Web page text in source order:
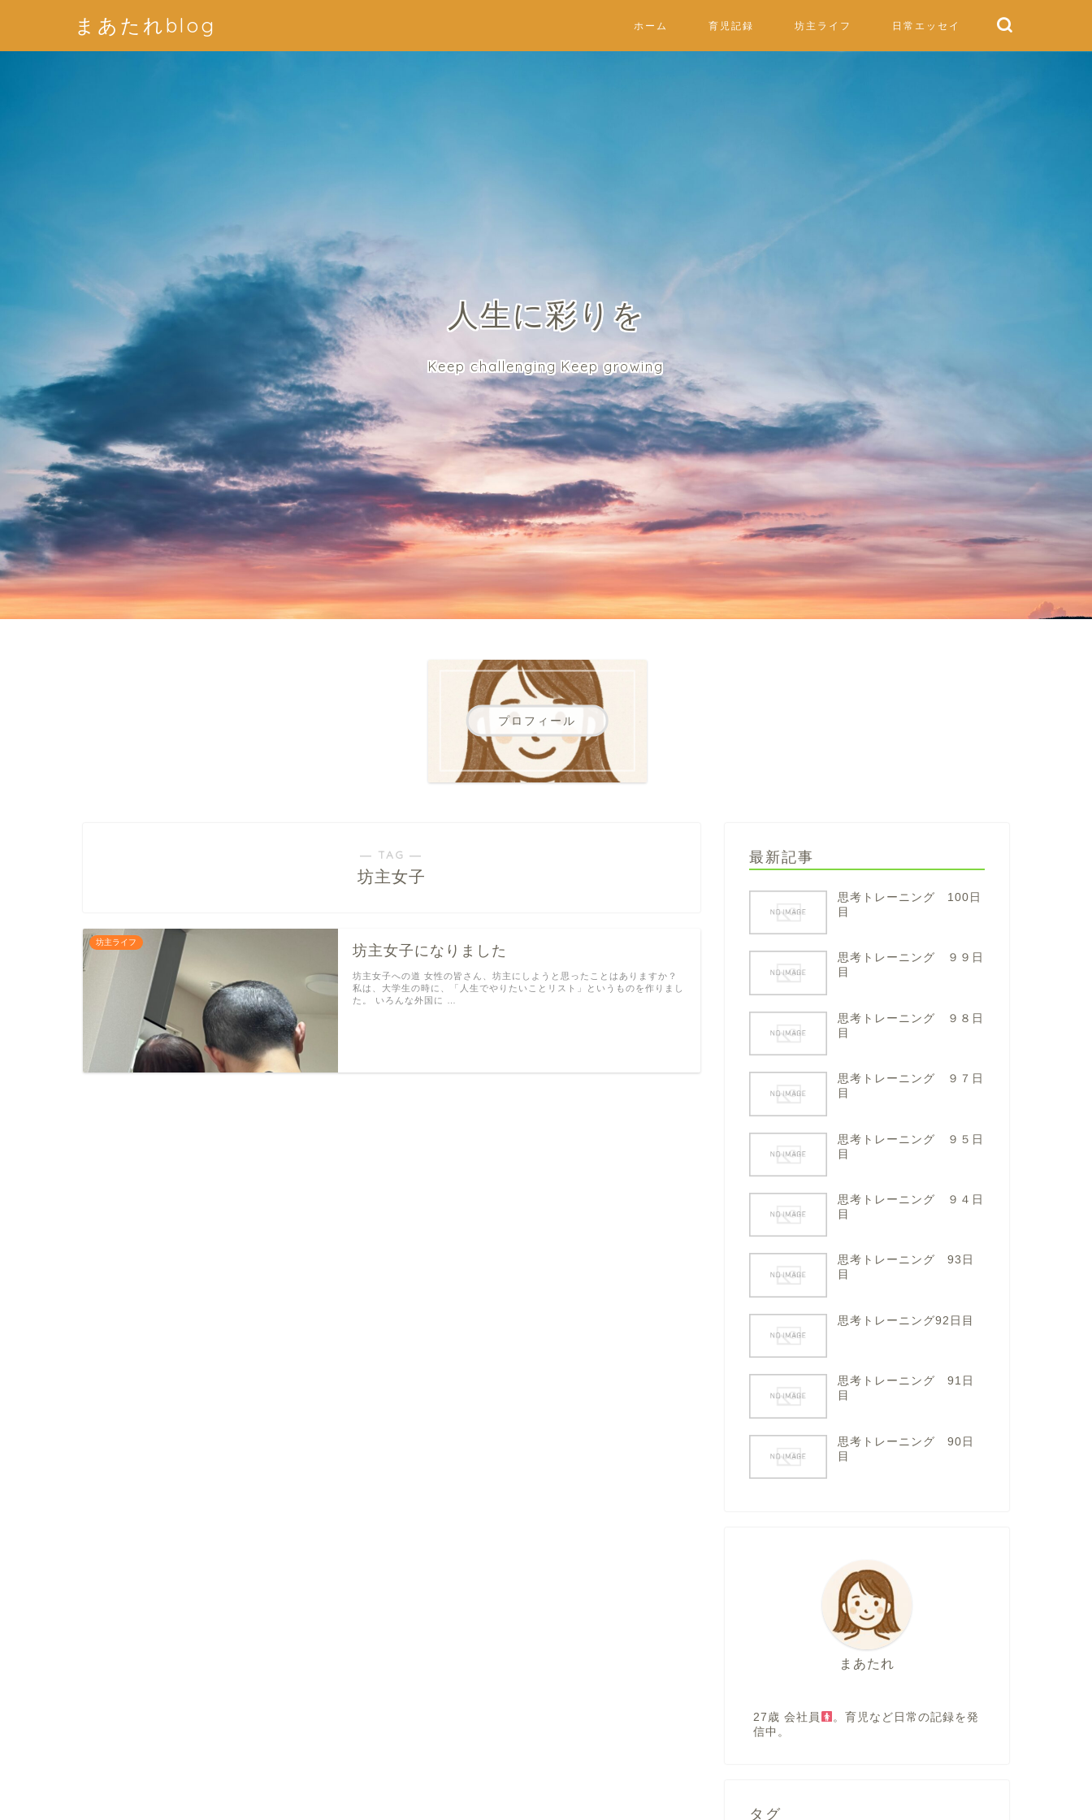
まあたれblog ホーム 育児記録 坊主ライフ 日常エッセイ
人生に彩りを
Keep challenging Keep growing
プロフィール
― TAG ―
坊主女子
坊主ライフ
坊主女子になりました
坊主女子への道 女性の皆さん、坊主にしようと思ったことはありますか？
私は、大学生の時に、「人生でやりたいことリスト」というものを作りまし
た。 いろんな外国に …
最新記事
思考トレーニング 100日
目
思考トレーニング ９９日
目
思考トレーニング ９８日
目
思考トレーニング ９７日
目
思考トレーニング ９５日
目
思考トレーニング ９４日
目
思考トレーニング 93日
目
思考トレーニング92日目
思考トレーニング 91日
目
思考トレーニング 90日
目
まあたれ
27歳 会社員
。育児など日常の記録を発
信中。
タグ